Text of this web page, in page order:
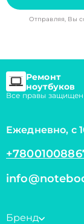
Отправляя, Вы
Ремонт
ноутбуков
Все правы
Ежедневно, с
Бренд